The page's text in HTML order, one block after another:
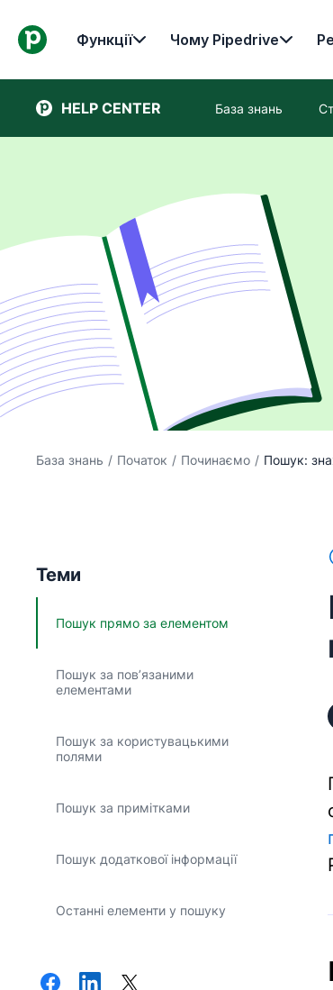
Функції Чому Pipedrive
HELP CENTER База знань
База знань / Початок / Починаємо / Пошук:
Теми
Пошук прямо за елементом
Пошук за пов’язаними
елементами
Пошук за користувацькими
полями
Пошук за примітками
Пошук додаткової інформації
Останні елементи у пошуку